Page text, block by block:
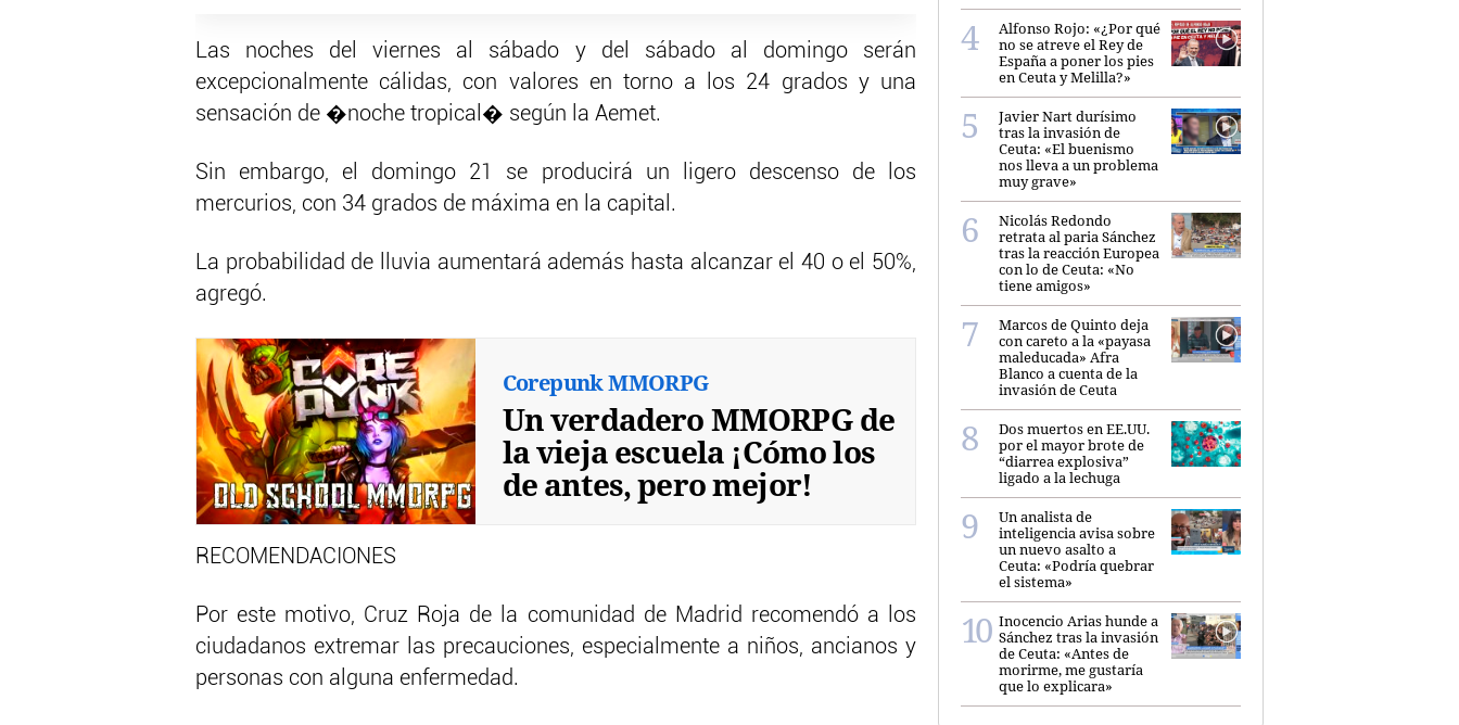
Las noches del viernes al sábado y del sábado al domingo serán
excepcionalmente cálidas, con valores en torno a los 24 grados y una
sensación de �noche tropical� según la Aemet.
Sin embargo, el domingo 21 se producirá un ligero descenso de los
mercurios, con 34 grados de máxima en la capital.
La probabilidad de lluvia aumentará además hasta alcanzar el 40 o el 50%,
agregó.
Corepunk MMORPG
Un verdadero MMORPG de
la vieja escuela ¡Cómo los
de antes, pero mejor!
RECOMENDACIONES
Por este motivo, Cruz Roja de la comunidad de Madrid recomendó a los
ciudadanos extremar las precauciones, especialmente a niños, ancianos y
personas con alguna enfermedad.
Alfonso Rojo: «¿Por qué
no se atreve el Rey de
España a poner los pies
en Ceuta y Melilla?»
Javier Nart durísimo
tras la invasión de
Ceuta: «El buenismo
nos lleva a un problema
muy grave»
Nicolás Redondo
retrata al paria Sánchez
tras la reacción Europea
con lo de Ceuta: «No
tiene amigos»
Marcos de Quinto deja
con careto a la «payasa
maleducada» Afra
Blanco a cuenta de la
invasión de Ceuta
Dos muertos en EE.UU.
por el mayor brote de
“diarrea explosiva”
ligado a la lechuga
Un analista de
inteligencia avisa sobre
un nuevo asalto a
Ceuta: «Podría quebrar
el sistema»
Inocencio Arias hunde a
Sánchez tras la invasión
de Ceuta: «Antes de
morirme, me gustaría
que lo explicara»